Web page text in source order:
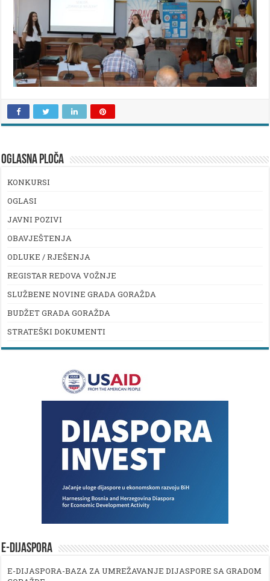
OGLASNA PLOČA
KONKURSI
OGLASI
JAVNI POZIVI
OBAVJEŠTENJA
ODLUKE / RJEŠENJA
REGISTAR REDOVA VOŽNJE
SLUŽBENE NOVINE GRADA GORAŽDA
BUDŽET GRADA GORAŽDA
STRATEŠKI DOKUMENTI
E-DIJASPORA
E-DIJASPORA-BAZA ZA UMREŽAVANJE DIJASPORE SA GRADOM